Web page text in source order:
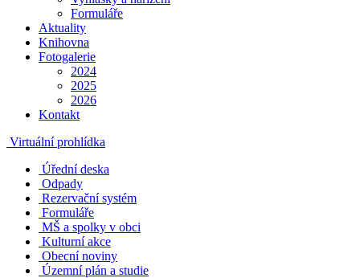
Formuláře
Aktuality
Knihovna
Fotogalerie
2024
2025
2026
Kontakt
Virtuální prohlídka
Úřední deska
Odpady
Rezervační systém
Formuláře
MŠ a spolky v obci
Kulturní akce
Obecní noviny
Územní plán a studie